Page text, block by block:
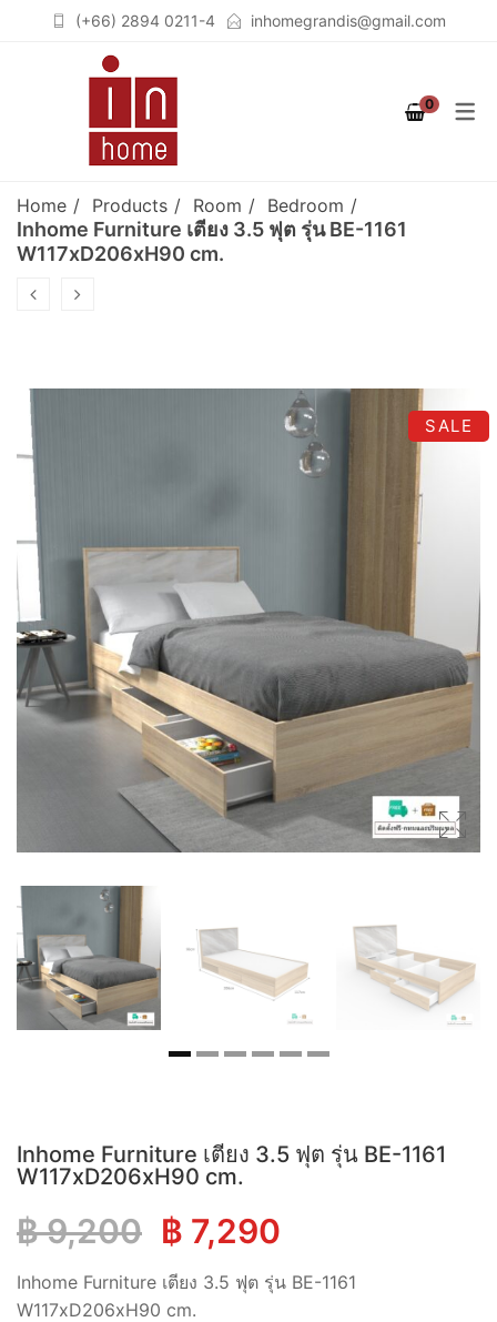
COLLECTION
STUTTGART
BERLIN
ROOM
เฟอร์นิเจอร์สำหรับห้องนอน
เฟอร์นิเจอร์สำหรับห้องนั่งเล่น
PRODUCT
เตียงนอน (BEDS)
IN CLOSET)
ชั้นวางทีวี (TV CABINETS)
ตู้เก็บของอเนกประสงค์
(SIDEBOARDS)
โต๊ะกลาง (COFFEE TABLES)
ตู้ลิ้นชัก (DRAWER CHESTS)
โต๊ะเครื่องแป้ง (DRESSING
TABLES)
ชั้นวางของ (SHELVES)
ชั้นวางรองเท้า (SHOES
ตู้ข้างเตียง (SIDE TABLES)
โต๊ะทำงาน (DESKS)
(+66) 2894 0211-4 inhomegrandis@gmail.com
0
Home Products Room Bedroom
Inhome Furniture เตียง 3.5 ฟุต รุ่น BE-1161
W117xD206xH90 cm.
SALE
Inhome Furniture เตียง 3.5 ฟุต รุ่น BE-1161
W117xD206xH90 cm.
฿9,200 Original
price
฿ 7,290
price
Inhome Furniture เตียง 3.5 ฟุต รุ่น BE-1161
W117xD206xH90 cm.